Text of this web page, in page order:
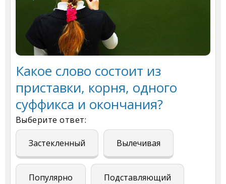
Какое слово состоит из
приставки, корня, одного
суффикса и окончания?
Выберите ответ:
Застекленный Вылечивая
Популярно Подставляющий